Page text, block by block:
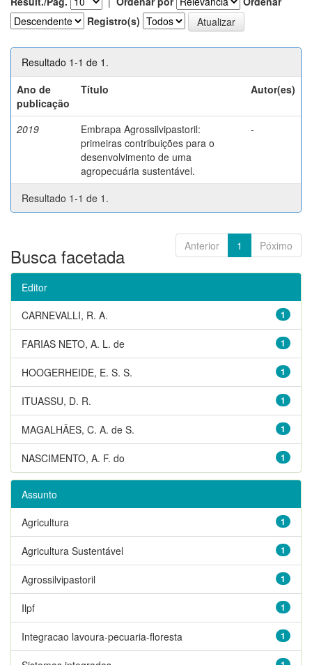
Registro(s)
Resultado 1-1 de 1.
Ano de
publicação
Título Autor(es)
2019
Embrapa Agrossilvipastoril:
primeiras contribuições para o
desenvolvimento de uma
agropecuária sustentável.
-
Resultado 1-1 de 1.
Anterior 1 Póximo
Busca facetada
Editor
1
CARNEVALLI, R. A.
1
FARIAS NETO, A. L. de
1
HOOGERHEIDE, E. S. S.
1
ITUASSU, D. R.
1
MAGALHÃES, C. A. de S.
1
NASCIMENTO, A. F. do
Assunto
1
Agricultura
1
Agricultura Sustentável
1
Agrossilvipastoril
1
Ilpf
1
Integracao lavoura-pecuaria-floresta